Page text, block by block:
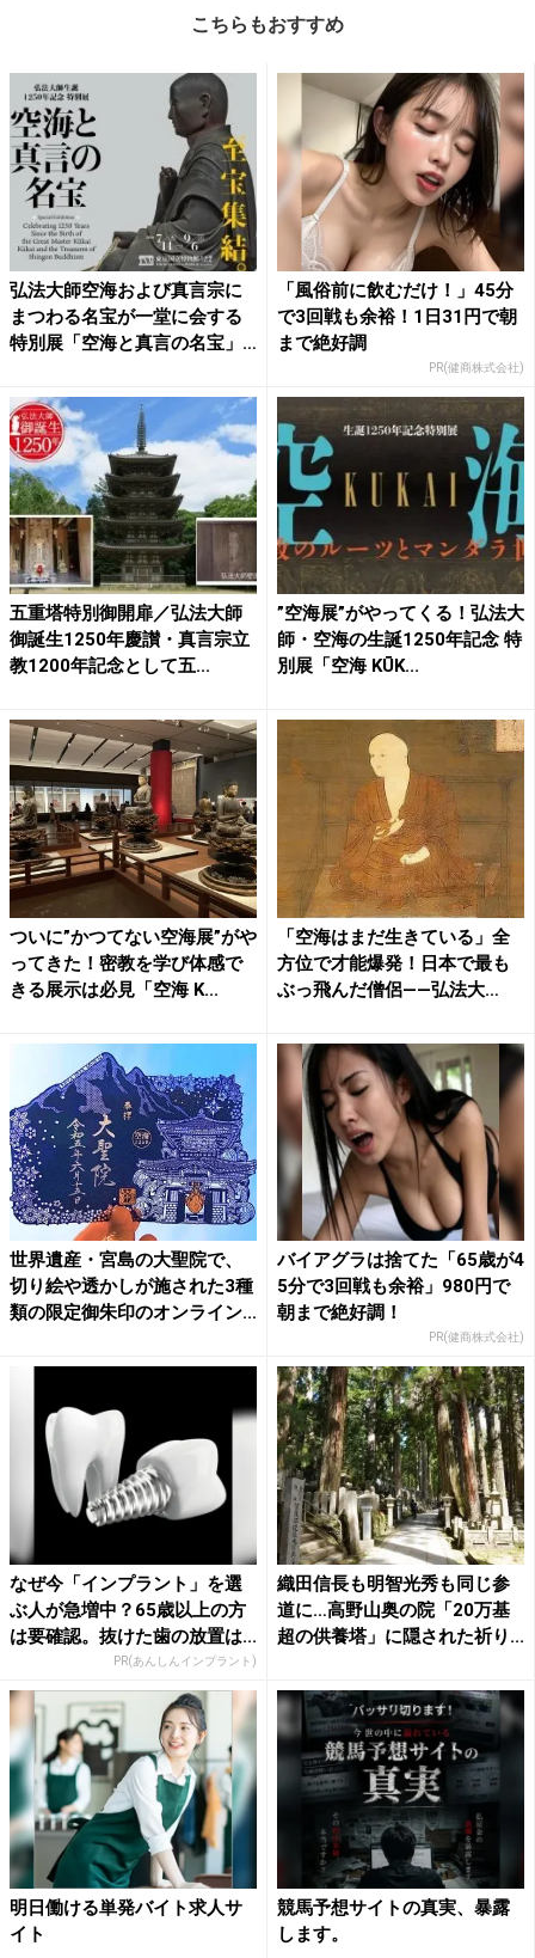
こちらもおすすめ
弘法大師空海および真言宗に
まつわる名宝が一堂に会する
特別展「空海と真言の名宝」
「風俗前に飲むだけ！」45分
で3回戦も余裕！1日31円で朝
まで絶好調
PR(健商株式会社)
五重塔特別御開扉／弘法大師
御誕生1250年慶讃・真言宗立
教1200年記念として五...
”空海展”がやってくる！弘法大
師・空海の生誕1250年記念 特
別展「空海 KŪK...
ついに”かつてない空海展”がや
ってきた！密教を学び体感で
きる展示は必見「空海 K...
「空海はまだ生きている」全
方位で才能爆発！日本で最も
ぶっ飛んだ僧侶――弘法大
世界遺産・宮島の大聖院で、
切り絵や透かしが施された3種
類の限定御朱印のオンライン...
バイアグラは捨てた「65歳が4
5分で3回戦も余裕」980円で
朝まで絶好調！
PR(健商株式会社)
なぜ今「インプラント」を選
ぶ人が急増中？65歳以上の方
は要確認。抜けた歯の放置は...
PR(あんしんインプラント)
織田信長も明智光秀も同じ参
道に…高野山奥の院「20万基
超の供養塔」に隠された祈り...
明日働ける単発バイト求人サ
イト
競馬予想サイトの真実、暴露
します。